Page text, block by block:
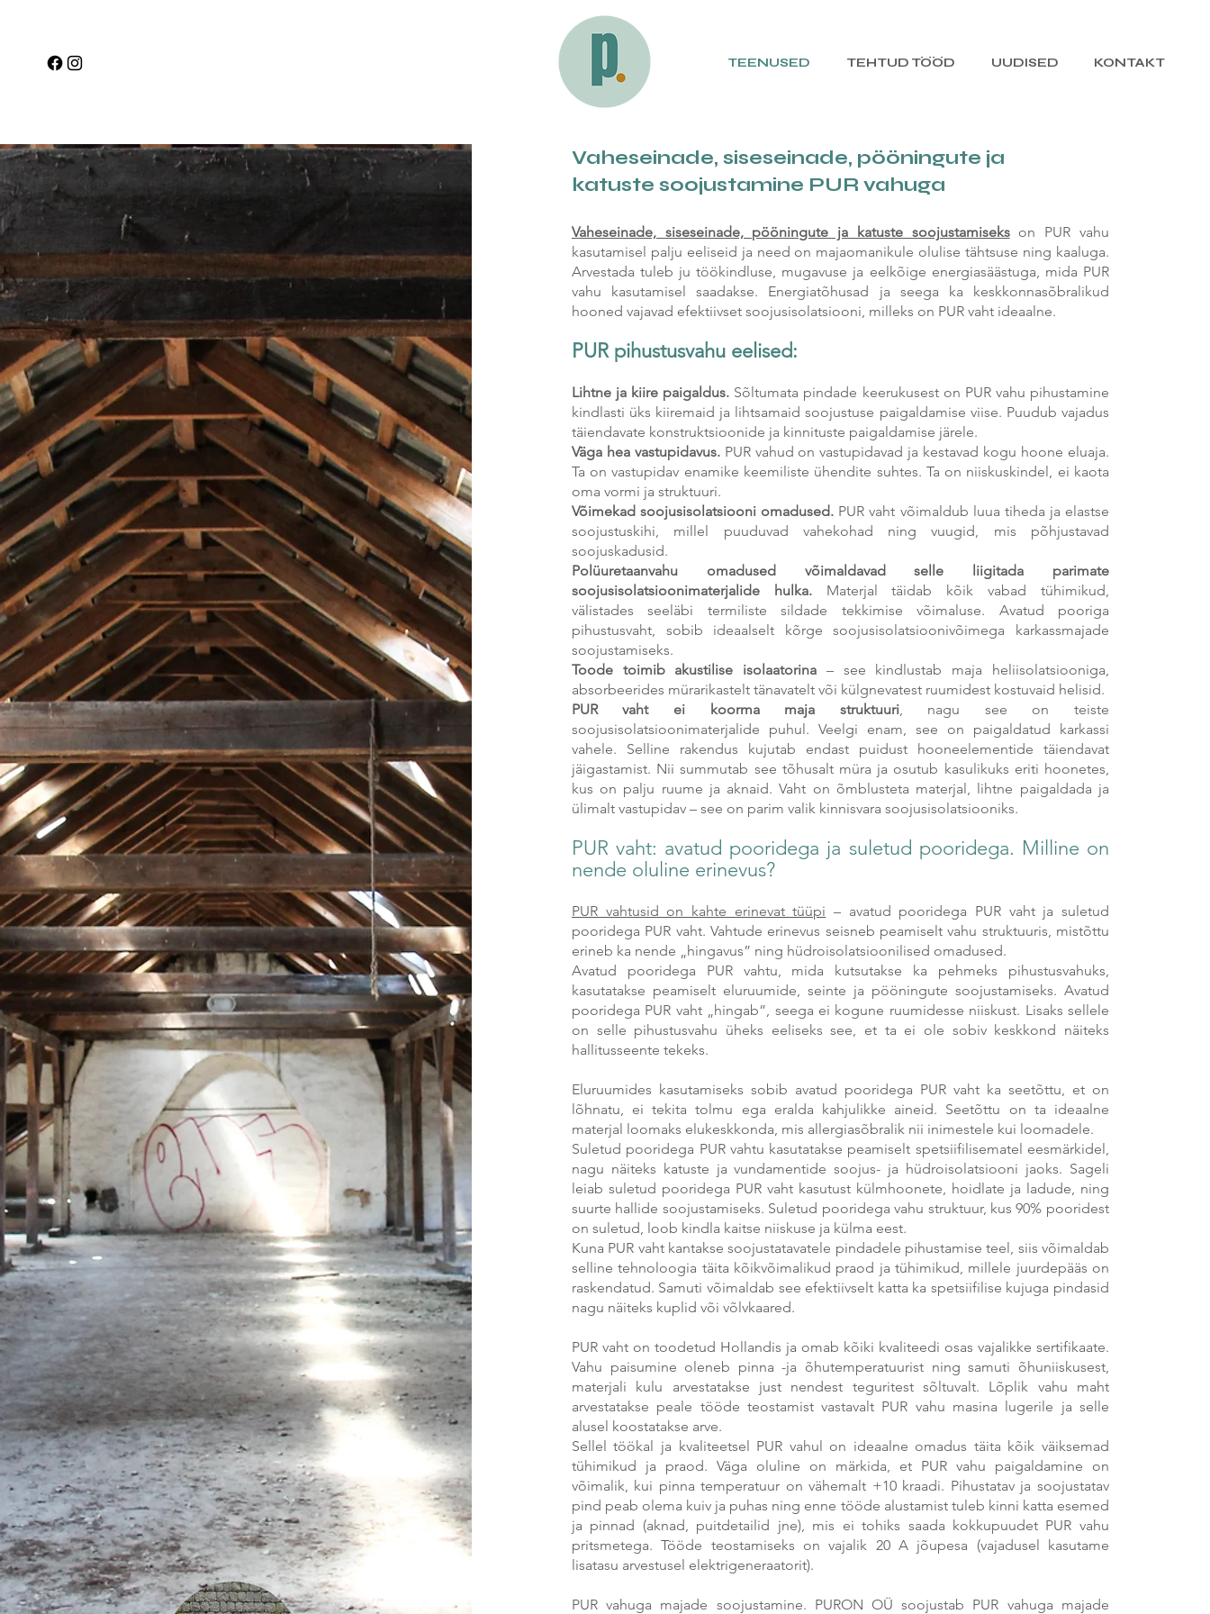
TEENUSED TEHTUD TÖÖD UUDISED KONTAKT
Vaheseinade, siseseinade, pööningute ja
katuste soojustamine PUR vahuga
Vaheseinade, siseseinade, pööningute ja katuste soojustamisekson PUR vahu
kasutamisel palju eeliseid ja need on majaomanikule olulise tähtsuse ning kaaluga.
Arvestada tuleb ju töökindluse, mugavuse ja eelkõige energiasäästuga, mida PUR
vahu kasutamisel saadakse. Energiatõhusad ja seega ka keskkonnasõbralikud
hooned vajavad efektiivset soojusisolatsiooni, milleks on PUR vaht ideaalne.
PUR pihustusvahu eelised:
Lihtne ja kiire paigaldus. Sõltumata pindade keerukusest on PUR vahu pihustamine
kindlasti üks kiiremaid ja lihtsamaid soojustuse paigaldamise viise. Puudub vajadus
täiendavate konstruktsioonide ja kinnituste paigaldamise järele.
Väga hea vastupidavus.PUR vahud on vastupidavad ja kestavad kogu hoone eluaja.
Ta on vastupidav enamike keemiliste ühendite suhtes. Ta on niiskuskindel, ei kaota
oma vormi ja struktuuri.
Võimekad soojusisolatsiooni omadused. PUR vaht võimaldub luua tiheda ja elastse
soojustuskihi, millel puuduvad vahekohad ning vuugid, mis põhjustavad
soojuskadusid.
Polüuretaanvahu omadused võimaldavad selle liigitada parimate
soojusisolatsioonimaterjalide hulka.Materjal täidab kõik vabad tühimikud,
välistades seeläbi termiliste sildade tekkimise võimaluse. Avatud pooriga
pihustusvaht, sobib ideaalselt kõrge soojusisolatsioonivõimega karkassmajade
soojustamiseks.
Toode toimib akustilise isolaatorina – see kindlustab maja heliisolatsiooniga,
absorbeerides mürarikastelt tänavatelt või külgnevatest ruumidest kostuvaid helisid.
PUR vaht ei koorma maja struktuuri, nagu see on teiste
soojusisolatsioonimaterjalide puhul. Veelgi enam, see on paigaldatud karkassi
vahele. Selline rakendus kujutab endast puidust hooneelementide täiendavat
jäigastamist. Nii summutab see tõhusalt müra ja osutub kasulikuks eriti hoonetes,
kus on palju ruume ja aknaid. Vaht on õmblusteta materjal, lihtne paigaldada ja
ülimalt vastupidav – see on parim valik kinnisvara soojusisolatsiooniks.
PURvaht: avatud pooridega ja suletud pooridega. Milline on
nende oluline erinevus?
PUR vahtusid on kahte erinevat tüüpi – avatud pooridega PUR vaht ja suletud
pooridega PUR vaht. Vahtude erinevus seisneb peamiselt vahu struktuuris, mistõttu
erineb ka nende „hingavus” ning hüdroisolatsioonilised omadused.
Avatud pooridega PUR vahtu, mida kutsutakse ka pehmeks pihustusvahuks,
kasutatakse peamiselt eluruumide, seinte ja pööningute soojustamiseks. Avatud
pooridega PUR vaht „hingab”, seega ei kogune ruumidesse niiskust. Lisaks sellele
on selle pihustusvahu üheks eeliseks see, et ta ei ole sobiv keskkond näiteks
hallitusseente tekeks.
Eluruumides kasutamiseks sobib avatud pooridega PUR vaht ka seetõttu, et on
lõhnatu, ei tekita tolmu ega eralda kahjulikke aineid. Seetõttu on ta ideaalne
materjal loomaks elukeskkonda, mis allergiasõbralik nii inimestele kui loomadele.
Suletud pooridega PUR vahtu kasutatakse peamiselt spetsiifilisematel eesmärkidel,
nagu näiteks katuste ja vundamentide soojus- ja hüdroisolatsiooni jaoks. Sageli
leiab suletud pooridega PUR vaht kasutust külmhoonete, hoidlate ja ladude, ning
suurte hallide soojustamiseks. Suletud pooridega vahu struktuur, kus 90% pooridest
on suletud, loob kindla kaitse niiskuse ja külma eest.
Kuna PUR vaht kantakse soojustatavatele pindadele pihustamise teel, siis võimaldab
selline tehnoloogia täita kõikvõimalikud praod ja tühimikud, millele juurdepääs on
raskendatud. Samuti võimaldab see efektiivselt katta ka spetsiifilise kujuga pindasid
nagu näiteks kuplid või võlvkaared.
PUR vaht on toodetud Hollandis ja omab kõiki kvaliteedi osas vajalikke sertifikaate.
Vahu paisumine oleneb pinna -ja õhutemperatuurist ning samuti õhuniiskusest,
materjali kulu arvestatakse just nendest teguritest sõltuvalt. Lõplik vahu maht
arvestatakse peale tööde teostamist vastavalt PUR vahu masina lugerile ja selle
alusel koostatakse arve.
Sellel töökal ja kvaliteetsel PUR vahul on ideaalne omadus täita kõik väiksemad
tühimikud ja praod. Väga oluline on märkida, et PUR vahu paigaldamine on
võimalik, kui pinna temperatuur on vähemalt +10 kraadi. Pihustatav ja soojustatav
pind peab olema kuiv ja puhas ning enne tööde alustamist tuleb kinni katta esemed
ja pinnad (aknad, puitdetailid jne), mis ei tohiks saada kokkupuudet PUR vahu
pritsmetega. Tööde teostamiseks on vajalik 20 A jõupesa (vajadusel kasutame
lisatasu arvestusel elektrigeneraatorit).
PUR vahuga majade soojustamine. PURON OÜ soojustab PUR vahuga majade